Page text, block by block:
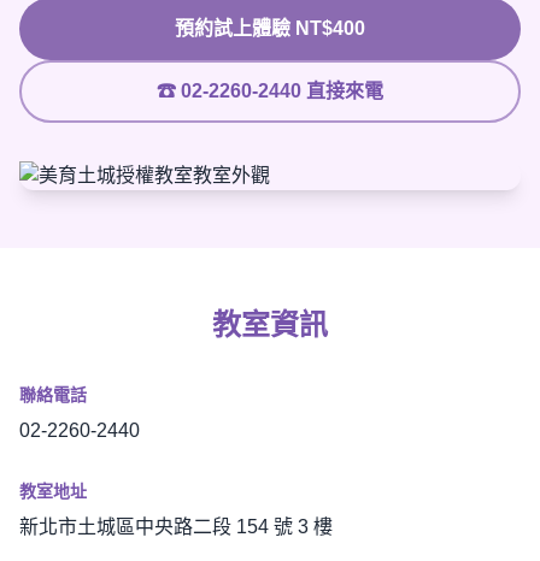
預約試上體驗 NT$400
☎ 02-2260-2440 直接來電
教室資訊
聯絡電話
02-2260-2440
教室地址
新北市土城區中央路二段 154 號 3 樓